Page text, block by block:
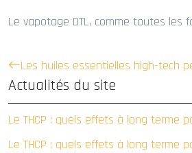
Le vapotage DTL, comme toutes
Les huiles essentielles high-tech
Actualités du site
Le THCP : quels effets à long terme
Le THCP : quels effets à long terme